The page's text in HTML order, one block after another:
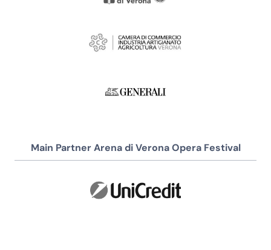
Main Partner Arena di Verona Opera Festival